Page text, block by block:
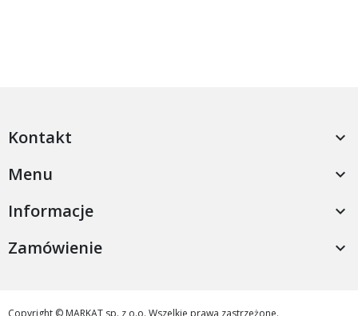
Kontakt 
Menu 
Informacje 
Zamówienie 
Copyright © MARKAT sp. z o.o. Wszelkie prawa zastrzeżone.